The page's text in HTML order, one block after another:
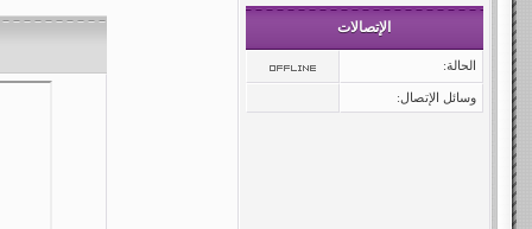
الإتصالات
الحالة:
وسائل الإتصال: